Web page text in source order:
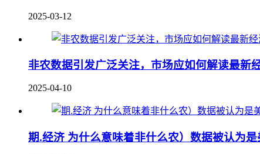
2025-03-12
非农数据引发广泛关注，市场应如何解读最新
2025-04-10
期.经济 为什么意味着非什么农）数据被认为